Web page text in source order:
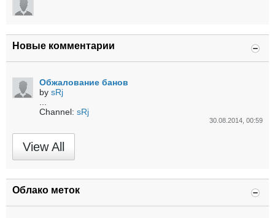
Новые комментарии
Обжалование банов
by sRj
Channel: sRj
30.08.2014, 00:59
View All
Облако меток